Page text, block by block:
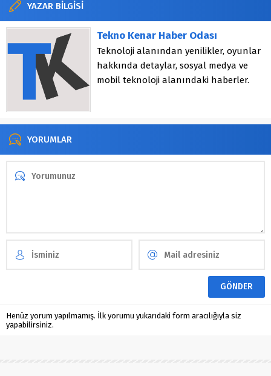
YAZAR BİLGİSİ
Tekno Kenar Haber Odası
Teknoloji alanından yenilikler, oyunlar
hakkında detaylar, sosyal medya ve
mobil teknoloji alanındaki haberler.
YORUMLAR
Henüz yorum yapılmamış. İlk yorumu yukarıdaki form aracılığıyla siz
yapabilirsiniz.